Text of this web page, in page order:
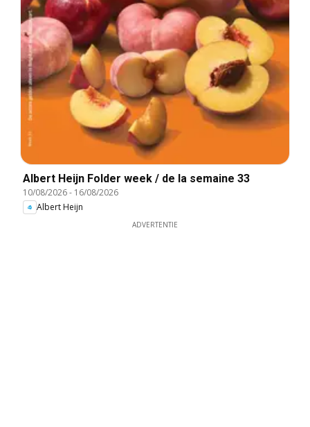
Albert Heijn Folder week / de la semaine 33
10/08/2026- 16/08/2026
Albert Heijn
ADVERTENTIE